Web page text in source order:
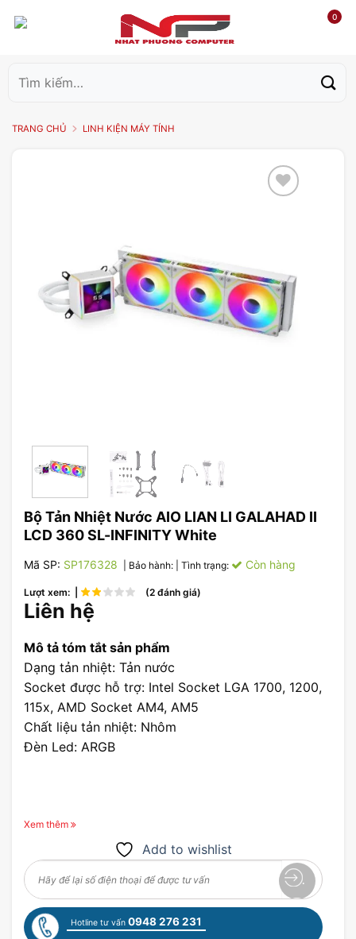
0
kiếm:
TRANG CHỦ LINH KIỆN MÁY TÍNH
Bộ Tản Nhiệt Nước AIO LIAN LI GALAHAD II
LCD 360 SL-INFINITY White
Mã SP: SP176328 | Bảo hành: | Tình trạng: Còn hàng
Lượt xem: | (2 đánh giá)
Liên hệ
Mô tả tóm tắt sản phẩm
Dạng tản nhiệt: Tản nước
Socket được hỗ trợ: Intel Socket LGA 1700, 1200,
115x, AMD Socket AM4, AM5
Chất liệu tản nhiệt: Nhôm
Đèn Led: ARGB
Xem thêm
Add to wishlist
Hotline tư vấn 0948 276 231